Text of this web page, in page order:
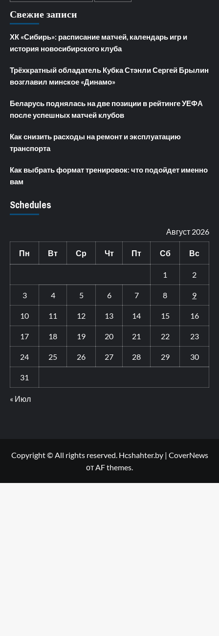
Свежие записи
ХК «Сибирь»: расписание матчей, календарь игр и
история новосибирского клуба
Трёхкратный обладатель Кубка Стэнли Сергей Брылин
возглавил минское «Динамо»
Беларусь поднялась на две позиции в рейтинге УЕФА
после успешных матчей клубов
Как снизить расходы на ремонт и эксплуатацию
транспорта
Как выбрать формат тренировок: что подойдет именно
вам
Schedules
Август 2026
Пн Вт Ср Чт Пт Сб Вс
1 2
3 4 5 6 7 8 9
10 11 12 13 14 15 16
17 18 19 20 21 22 23
24 25 26 27 28 29 30
31
« Июл
Copyright © All rights reserved. Hcshahter.by | CoverNews
от AF themes.